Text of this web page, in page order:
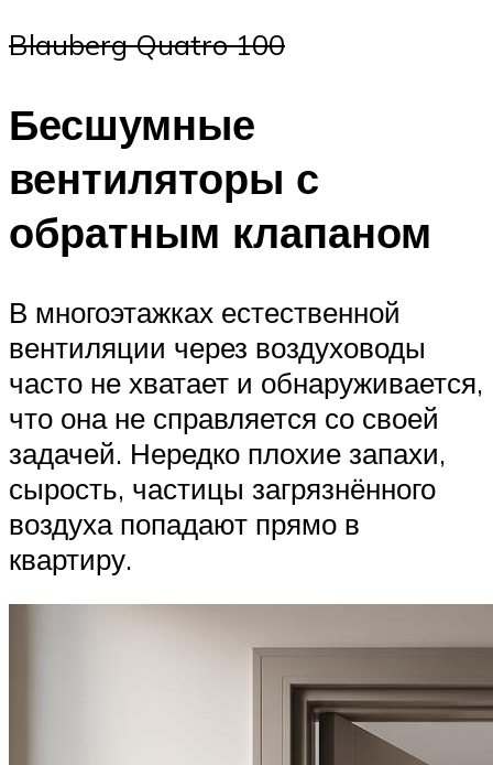
Blauberg Quatro 100
Бесшумные
вентиляторы с
обратным клапаном
В многоэтажках естественной
вентиляции через воздуховоды
часто не хватает и обнаруживается,
что она не справляется со своей
задачей. Нередко плохие запахи,
сырость, частицы загрязнённого
воздуха попадают прямо в
квартиру.